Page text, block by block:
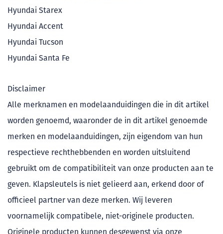
Hyundai Starex
Hyundai Accent
Hyundai Tucson
Hyundai Santa Fe
Disclaimer
Alle merknamen en modelaanduidingen die in dit artikel
worden genoemd, waaronder de in dit artikel genoemde
merken en modelaanduidingen, zijn eigendom van hun
respectieve rechthebbenden en worden uitsluitend
gebruikt om de compatibiliteit van onze producten aan te
geven. Klapsleutels is niet gelieerd aan, erkend door of
officieel partner van deze merken. Wij leveren
voornamelijk compatibele, niet-originele producten.
Originele producten kunnen desgewenst via onze